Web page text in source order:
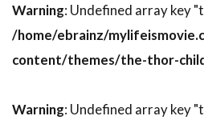
デヴィッド・ローゼンブルー
デヴォーン・ニクソン
トッド・ブラック
トッ
Warning: Undefined array key
/home/ebrainz/
content/themes/the-thor-
Warning: Undefined array key